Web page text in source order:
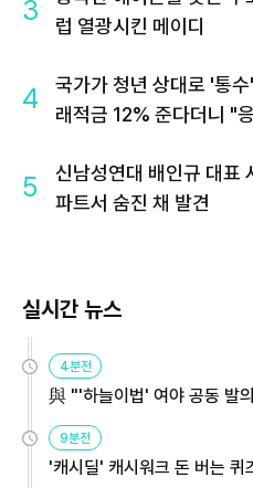
3
럽 열광시킨 메이디
4
국가가 청년 상대로 '통
래적금 12% 준다더니 "
5
신남성연대 배인규 대표
파트서 숨진 채 발견
실시간 뉴스
4분전
與 "'하늘이법' 여야 공동 발
9분전
'캐시딜' 캐시워크 돈 버는 퀴